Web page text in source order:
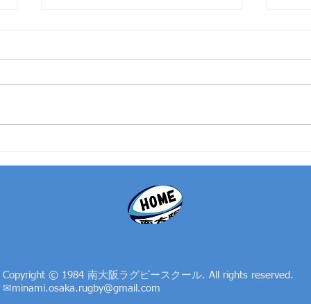
Copyright © 1984 南大阪ラグビースクール. All rights reserved.
​✉minami.osaka.rugby@gmail.com